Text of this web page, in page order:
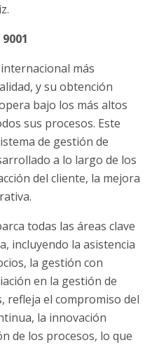
más
y su obtención
bajo los más altos
sus procesos. Este
de gestión de
a lo largo de los
del cliente, la mejora
todas las áreas clave
incluyendo la asistencia
la gestión con
en la gestión de
refleja el compromiso del
la innovación
de los procesos, lo que